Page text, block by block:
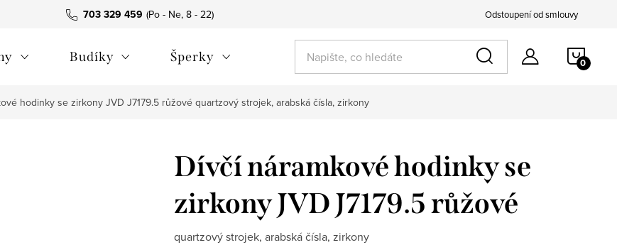
703 329 459 Odstoupení od smlouvy
Budíky Šperky
hodinky se zirkony JVD J7179.5 růžovéquartzový strojek, arabská čísla, zirkony
Dívčí náramkové hodinky se
zirkony JVD J7179.5 růžové
quartzový strojek, arabská čísla, zirkony